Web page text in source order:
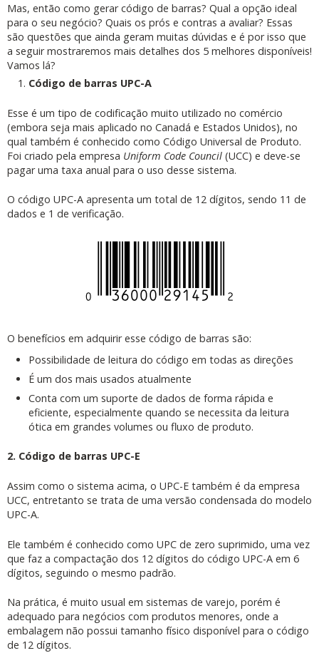
Mas, então como gerar código de barras? Qual a opção ideal
para o seu negócio? Quais os prós e contras a avaliar? Essas
são questões que ainda geram muitas dúvidas e é por isso que
a seguir mostraremos mais detalhes dos 5 melhores disponíveis!
Vamos lá?
Código de barras UPC-A
Esse é um tipo de codificação muito utilizado no comércio
(embora seja mais aplicado no Canadá e Estados Unidos), no
qual também é conhecido como Código Universal de Produto.
Foi criado pela empresa Uniform Code Council (UCC) e deve-se
pagar uma taxa anual para o uso desse sistema.
O código UPC-A apresenta um total de 12 dígitos, sendo 11 de
dados e 1 de verificação.
O benefícios em adquirir esse código de barras são:
Possibilidade de leitura do código em todas as direções
É um dos mais usados atualmente
Conta com um suporte de dados de forma rápida e
eficiente, especialmente quando se necessita da leitura
ótica em grandes volumes ou fluxo de produto.
2. Código de barras UPC-E
Assim como o sistema acima, o UPC-E também é da empresa
UCC, entretanto se trata de uma versão condensada do modelo
UPC-A.
Ele também é conhecido como UPC de zero suprimido, uma vez
que faz a compactação dos 12 dígitos do código UPC-A em 6
dígitos, seguindo o mesmo padrão.
Na prática, é muito usual em sistemas de varejo, porém é
adequado para negócios com produtos menores, onde a
embalagem não possui tamanho físico disponível para o código
de 12 dígitos.